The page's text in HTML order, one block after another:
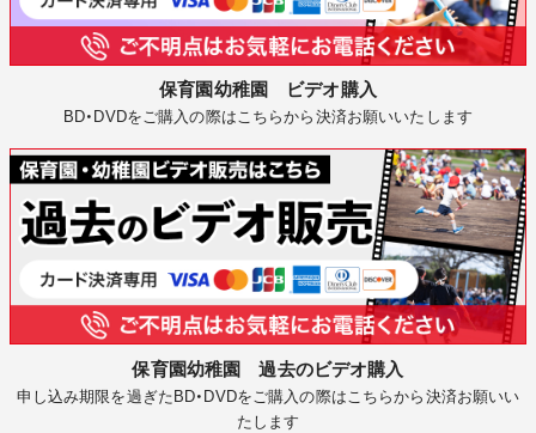
保育園幼稚園 ビデオ購入
BD・DVDをご購入の際はこちらから決済お願いいたします
保育園幼稚園 過去のビデオ購入
申し込み期限を過ぎたBD・DVDをご購入の際はこちらから決済お願いい
たします